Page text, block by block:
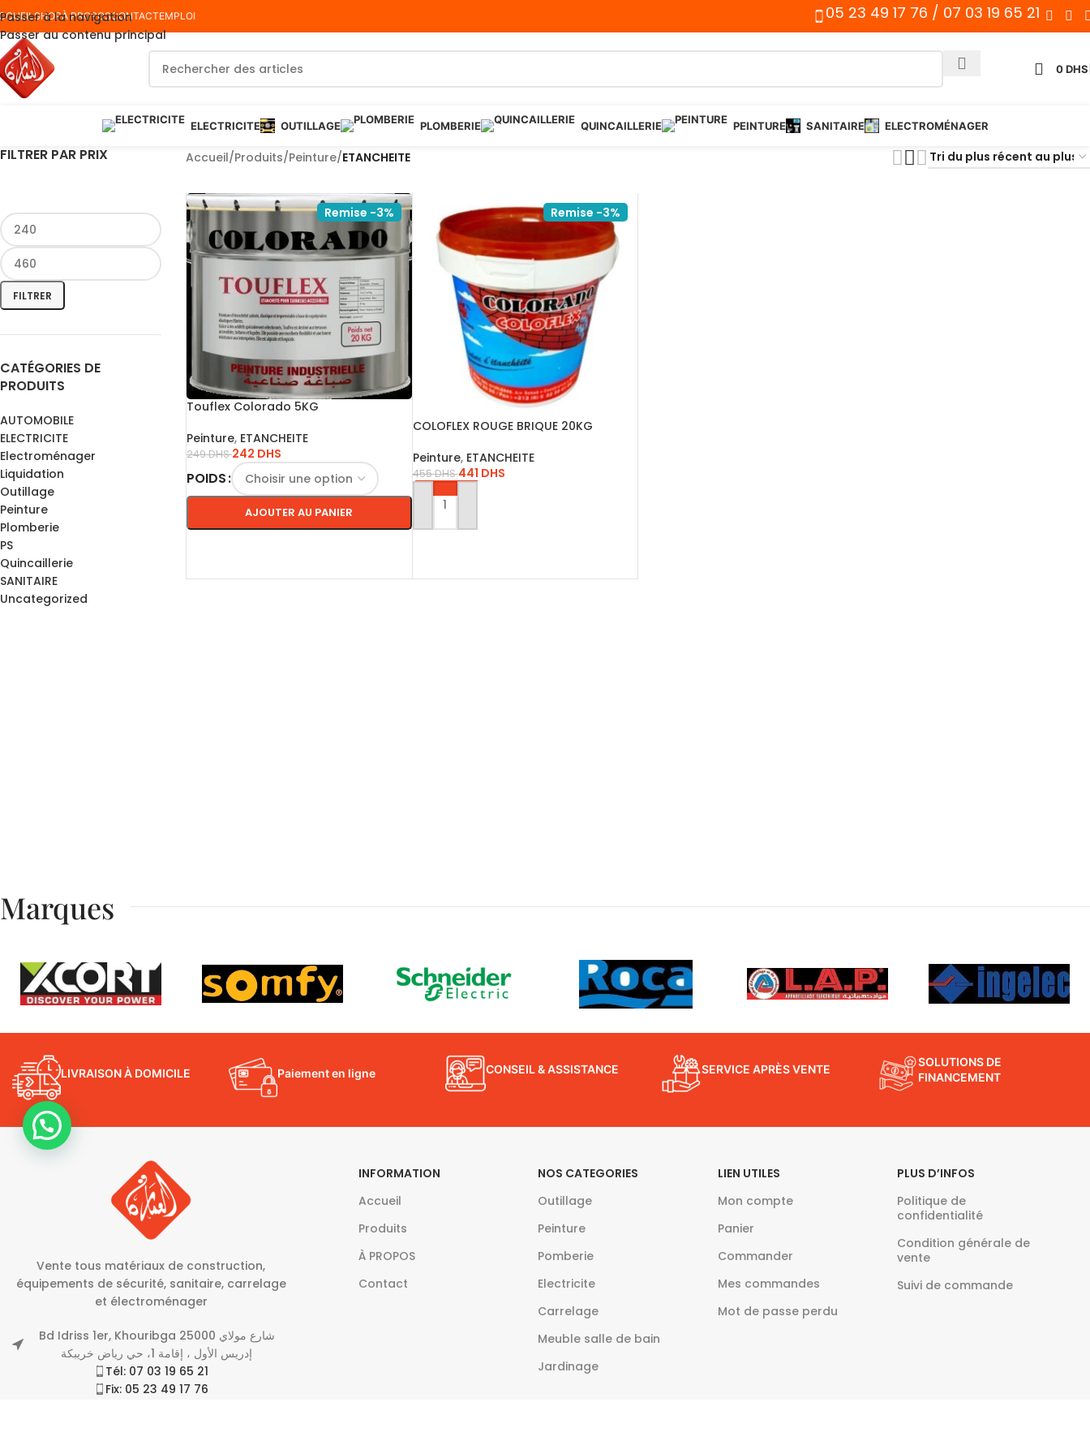
Passer à la navigation
Passer au contenu principal
SHOPÀ PROPOSCONTACTEMPLOI 05 23 49 17 76 / 07 03 19 65 21
0DHS
ELECTRICITE OUTILLAGE PLOMBERIE QUINCAILLERIE PEINTURE SANITAIRE ELECTROMÉNAGER
FILTRER PAR PRIX
FILTRER
CATÉGORIES DE
PRODUITS
AUTOMOBILE
ELECTRICITE
Electroménager
Liquidation
Outillage
Peinture
Plomberie
PS
Quincaillerie
SANITAIRE
Uncategorized
Accueil/Produits/Peinture/ETANCHEITE
Remise -3%
Touflex Colorado 5KG
Peinture, ETANCHEITE
249DHS 242 DHS
POIDS
AJOUTER AU PANIER
Remise -3%
COLOFLEX ROUGE BRIQUE 20KG
Peinture, ETANCHEITE
455DHS441 DHS
AJOUTER AU PANIER
Marques
LIVRAISON À DOMICILE Paiement en ligne CONSEIL & ASSISTANCE SERVICE APRÈS VENTE
SOLUTIONS DE
FINANCEMENT
Vente tous matériaux de construction,
équipements de sécurité, sanitaire, carrelage
et électroménager
Bd Idriss 1er, Khouribga 25000 شارع مولاي
إدريس الأول ، إقامة 1، حي رياض خريبكة
Tél: 07 03 19 65 21
Fix: 05 23 49 17 76
INFORMATION
Accueil
Produits
À PROPOS
Contact
NOS CATEGORIES
Outillage
Peinture
Pomberie
Electricite
Carrelage
Meuble salle de bain
Jardinage
LIEN UTILES
Mon compte
Panier
Commander
Mes commandes
Mot de passe perdu
PLUS D’INFOS
Politique de
confidentialité
Condition générale de
vente
Suivi de commande